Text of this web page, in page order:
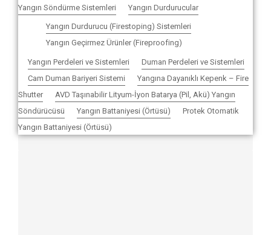
Yangın Söndürme Sistemleri
Yangın Durdurucular
Yangın Durdurucu (Firestoping) Sistemleri
Yangın Geçirmez Ürünler (Fireproofing)
Yangın Perdeleri ve Sistemleri
Duman Perdeleri ve Sistemleri
Cam Duman Bariyeri Sistemi
Yangına Dayanıklı Kepenk – Fire
Shutter
AVD Taşınabilir Lityum-İyon Batarya (Pil, Akü) Yangın
Söndürücüsü
Yangın Battaniyesi (Örtüsü)
Protek Otomatik
Yangın Battaniyesi (Örtüsü)